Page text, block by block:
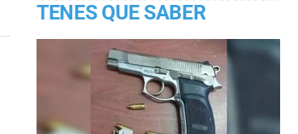
TENES QUE SABER